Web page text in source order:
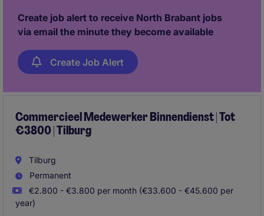
Create job alert to receive North Brabant jobs
via email the minute they become available
Create Job Alert
Commercieel Medewerker Binnendienst | Tot
€3800 | Tilburg
Tilburg
Permanent
€2.800 - €3.800 per month (€33.600 - €45.600 per
year)